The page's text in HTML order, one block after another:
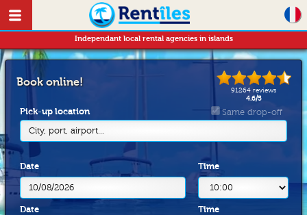
Independant local rental agencies in islands
91264 reviews
4.6/5
Book online!
Pick-up location
City, port, airport...
Same drop-off
Date Time
Date Time